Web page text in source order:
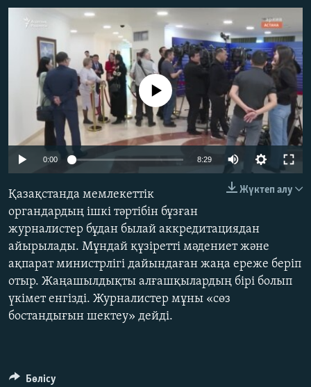
АРНАЙЫ ЖОБАЛАР
Русский
ЖАЗЫЛЫҢЫЗ
Басқа тілдерде
Auto 360p 480p
720p 1080p
No media source currently available
0:00 8:29
480p
1080p
Жүктеп алу
Қазақстанда мемлекеттік
органдардың ішкі тәртібін бұзған
журналистер бұдан былай аккредитациядан
айырылады. Мұндай құзіретті мәдениет және
ақпарат министрлігі дайындаған жаңа ереже беріп
отыр. Жаңашылдықты алғашқылардың бірі болып
үкімет енгізді. Журналистер мұны «сөз
бостандығын шектеу» дейді.
Бөлісу